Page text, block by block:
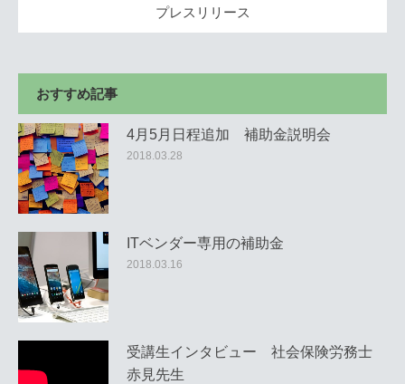
プレスリリース
おすすめ記事
4月5月日程追加 補助金説明会
2018.03.28
ITベンダー専用の補助金
2018.03.16
受講生インタビュー 社会保険労務士
赤見先生